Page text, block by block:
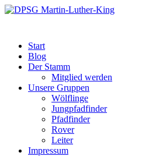
Start
Blog
Der Stamm
Mitglied werden
Unsere Gruppen
Wölflinge
Jungpfadfinder
Pfadfinder
Rover
Leiter
Impressum